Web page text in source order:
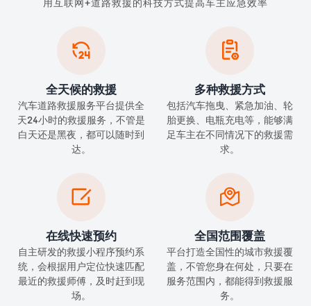
用互联网+道路救援的科技方式提高车主应急效率

全天候的救援
汽车道路救援服务平台提供全
天24小时的救援服务，不管是
白天还是黑夜，都可以随时到
达。

多种救援方式
包括汽车拖曳、紧急加油、轮
胎更换、电瓶充电等，能够满
足车主在不同情况下的救援需
求。

在线快速预约
自主研发的救援小程序预约系
统，会根据用户定位快速匹配
最近的救援师傅，及时赶到现
场。

全国范围覆盖
平台打造全国性的城市救援覆
盖，不管您身在何处，只要在
服务范围内，都能得到救援服
务。